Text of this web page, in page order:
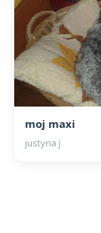
moj maxi
justyna j